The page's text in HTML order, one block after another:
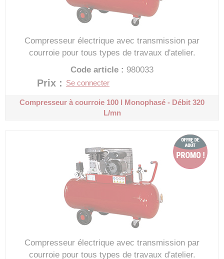
Compresseur électrique avec transmission par
courroie pour tous types de travaux d'atelier.
Code article : 980033
Se connecter
Prix : 914,60 €HT
Compresseur à courroie 100 l Monophasé - Débit 320
L/mn
Compresseur électrique avec transmission par
courroie pour tous types de travaux d'atelier.